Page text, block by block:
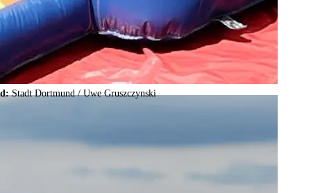
Stadt Dortmund /Uwe Gruszczynski